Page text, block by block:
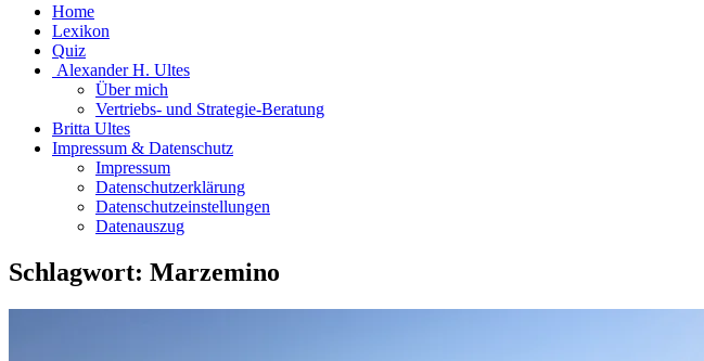
Home
Lexikon
Quiz
Alexander H. Ultes
Über mich
Vertriebs- und Strategie-Beratung
Britta Ultes
Impressum & Datenschutz
Impressum
Datenschutzerklärung
Datenschutzeinstellungen
Datenauszug
Schlagwort: Marzemino